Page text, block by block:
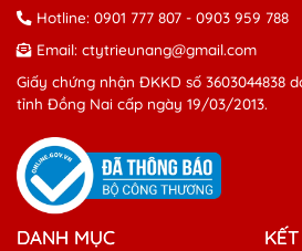
Hotline: 0901 777 807 - 0903 959 788
Email: ctytrieunang@gmail.com
Giấy chứng nhận ĐKKD số 3603044838
tỉnh Đồng Nai cấp ngày 19/03/2013.
DANH MỤC